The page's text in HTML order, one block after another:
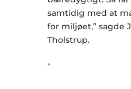
samtidig med at
for miljøet,” sagde
Tholstrup.
“